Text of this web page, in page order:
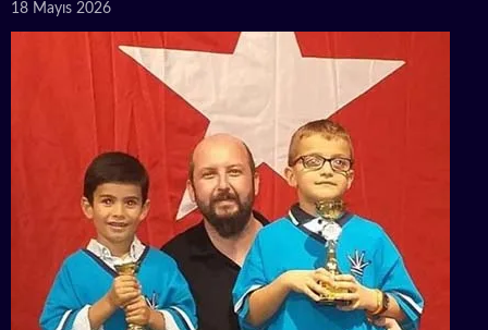
18 Mayıs 2026